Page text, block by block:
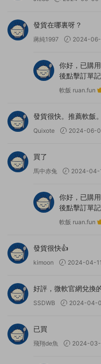
發貨在哪裏呀？
蔣純1997 2024-
你好，已購
後點擊訂單記
軟飯 ruan.fun
發貨很快。推薦軟飯。
Quixote 2024-06-
買了
馬中赤兔 2024-04-
你好，已購
後點擊訂單記
軟飯 ruan.fun
發貨很快👍
kimoon 2024-04-11
好評，微軟官網兌換
SSDWB 2024-04-
已買
飛翔de魚 2024-03-